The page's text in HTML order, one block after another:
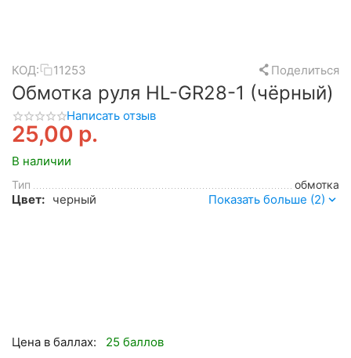
КОД: 11253 Поделиться
Обмотка руля HL-GR28-1 (чёрный)
Написать отзыв
25,00 р.
В наличии
Тип обмотка
Цвет: черный Показать больше (2)
Цена в баллах:
25 баллов